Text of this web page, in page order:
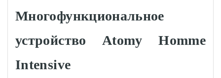
Многофункциональное
устройство Atomy Homme
Intensive